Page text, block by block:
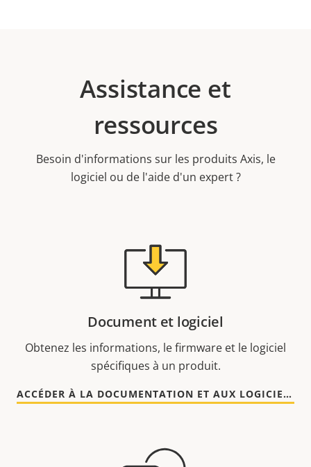
Assistance et
ressources
Besoin d'informations sur les produits Axis, le
logiciel ou de l'aide d'un expert ?
Document et logiciel
Obtenez les informations, le firmware et le logiciel
spécifiques à un produit.
ACCÉDER À LA DOCUMENTATION ET AUX LOGICIELS